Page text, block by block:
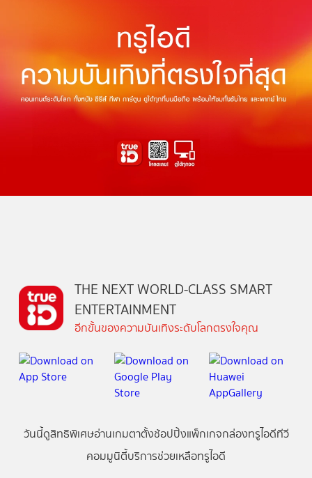
THE NEXT WORLD-CLASS SMART
ENTERTAINMENT
อีกขั้นของความบันเทิงระดับโลกตรงใจคุณ
วันนี้ดูสิทธิพิเศษอ่านเกมตาตั้งช้อปปิ้งแพ็กเกจกล่องทรูไอดีทีวี
คอมมูนิตี้บริการช่วยเหลือทรูไอดี